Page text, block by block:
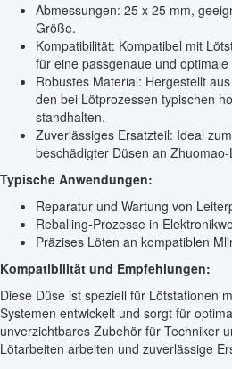
Abmessungen: 25 x 25 mm,
Größe.
Kompatibilität: Kompatibel mit
für eine passgenaue und optimale
Robustes Material: Hergestellt
den bei Lötprozessen typischen
standhalten.
Zuverlässiges Ersatzteil: Ideal
beschädigter Düsen an
Typische Anwendungen:
Reparatur und Wartung von
Reballing-Prozesse in
Präzises Löten an kompatiblen
Kompatibilität und Empfehlungen:
Diese Düse ist speziell für Lötstationen
Systemen entwickelt und sorgt für
unverzichtbares Zubehör für Techniker
Lötarbeiten arbeiten und zuverlässige